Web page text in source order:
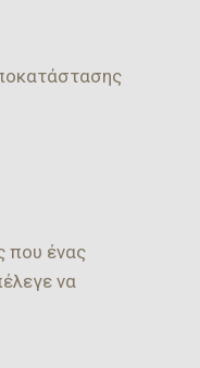
που ένας
να